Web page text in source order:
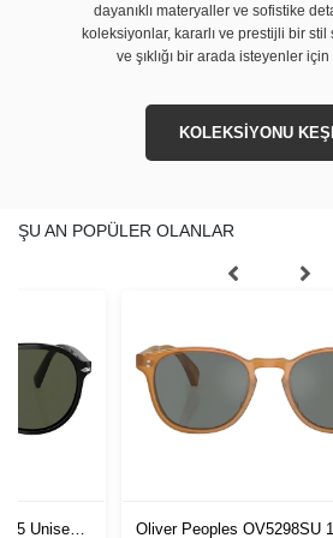
dayanıklı materyaller ve sofistike
koleksiyonlar, kararlı ve prestijli bir stil
ve şıklığı bir arada isteyenler için
KOLEKSİYONU
ŞU AN POPÜLER OLANLAR
55 Unisex Oliver Peoples OV5298SU